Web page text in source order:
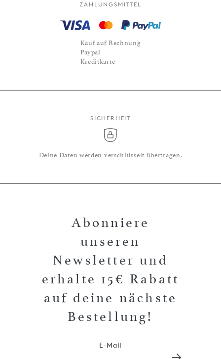
ZAHLUNGSMITTEL
Kauf auf Rechnung
Paypal
Kreditkarte
SICHERHEIT
Deine Daten werden verschlüsselt übertragen.
Abonniere
unseren
Newsletter und
erhalte 15€ Rabatt
auf deine nächste
Bestellung!
E-Mail